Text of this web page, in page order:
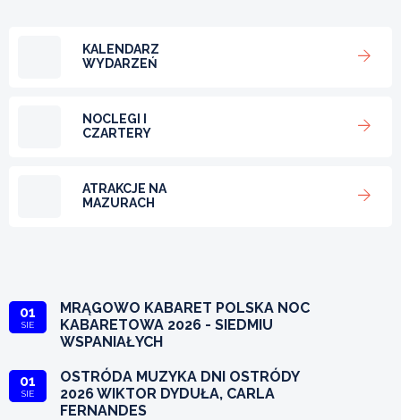
KALENDARZ
WYDARZEŃ
NOCLEGI I
CZARTERY
ATRAKCJE NA
MAZURACH
01
SIE
MRĄGOWO KABARET POLSKA NOC
KABARETOWA 2026 - SIEDMIU
WSPANIAŁYCH
01
SIE
OSTRÓDA MUZYKA DNI OSTRÓDY
2026 WIKTOR DYDUŁA, CARLA
FERNANDES